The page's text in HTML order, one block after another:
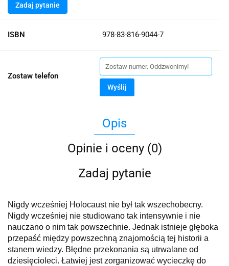
Zadaj pytanie
ISBN 978-83-816-9044-7
Zostaw telefon
Wyślij
Opis
Opinie i oceny (0)
Zadaj pytanie
Nigdy wcześniej Holocaust nie był tak wszechobecny.
Nigdy wcześniej nie studiowano tak intensywnie i nie
nauczano o nim tak powszechnie. Jednak istnieje głęboka
przepaść między powszechną znajomością tej historii a
stanem wiedzy. Błędne przekonania są utrwalane od
dziesięcioleci. Łatwiej jest zorganizować wycieczkę do